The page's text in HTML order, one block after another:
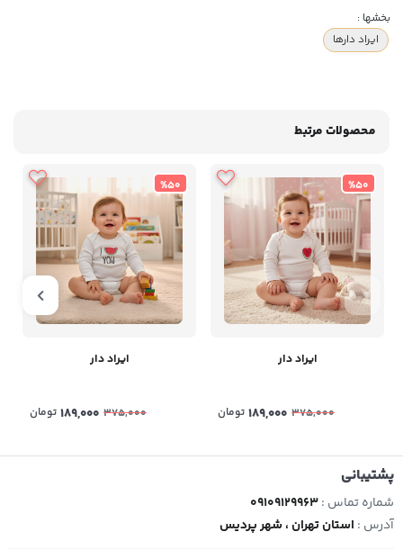
بخشها :
ایراد دارها
محصولات مرتبط
%50
ایراد دار
375,000
189,000 تومان
%50
ایراد دار
375,000
189,000 تومان
پشتیبانی
شماره تماس :09109129963
آدرس : استان تهران ، شهر پردیس